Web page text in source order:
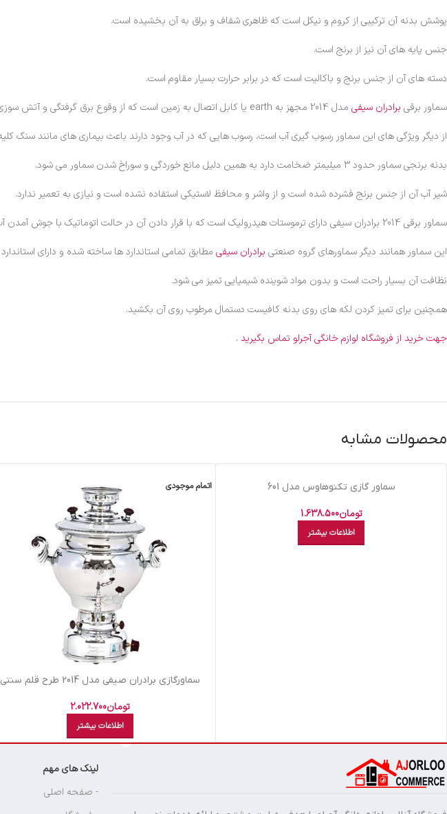
پوشش بدنه آن ترکیبی از کروم و نیکل است که ظاهری شفاف و براق به آن بخشیده است.
جنس پایه های آن نیز از برنج است.
دسته های آن از جنس برنج و باکالیت است که در برابر حرارت بسیار مقاوم است.
سماور برقی برادران سیفی مدل 2014 مجهز به earth یا کابل اتصال به زمین است که از وقوع برق گرفتگی و آتش سوزی جلوگیری می کند.
از دیگر ویژگی های این سماور رسوب گیری آب است، رسوب هایی که در آب وجود دارند باعث بیماری های مانند
بدنه برنجی سماور حدود 3 میلیمتر ضخامت دارد به همین دلیل مانع خوردگی و سوراخ شدن سماور می شود.
شیر آب آن از جنس برنج فشرده شده است و از واشر و محافظ لاستیکی استفاده نشده است و نیازی به تعمیر ندارد.
سماور برقی 2014 برادران سیفی دارای ترموستات هیدرولیک است که با قرار دادن آن در حالت اتوماتیک با جوش آمدن آب خاموش می شود همچنین زمانی که آب سرد شد به صورت اتوماتیک روشن می شود.
این سماور همانند دیگر سماورهای گروه صنعتی برادران سیفی مطابق تمامی استاندارد ها ساخته شده و دارای استاندارد
نظافت آن بسیار راحت است و بدون مواد شوینده شیمیایی تمیز می شود.
همچنین برای تمیز کردن لکه های روی بدنه کافیست دستمال مرطوب روی آن بکشید.
جهت خرید از فروشگاه لوازم خانگی آجرلو تماس بگیرید .
محصولات مشابه
سماور گازي تکنوهاوس مدل 601
تومان1.638.500
اطلاعات بیشتر
اتمام موجودی
سماورگازي برادران صيفي مدل 2014 طرح قلم سنتي
تومان2.022.700
اطلاعات بیشتر
لینک های مهم
- صفحه اصلی